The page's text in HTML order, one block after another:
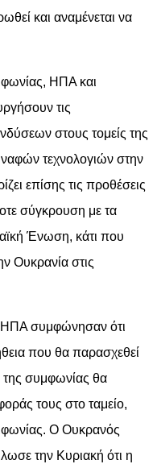
και αναμένεται να
ΗΠΑ και
τις
στους τομείς της
τεχνολογιών στην
επίσης τις προθέσεις
σύγκρουση με τα
Ένωση, κάτι που
Ουκρανία στις
ΗΠΑ συμφώνησαν ότι
που θα παρασχεθεί
συμφωνίας θα
τους στο ταμείο,
Ο Ουκρανός
την Κυριακή ότι η